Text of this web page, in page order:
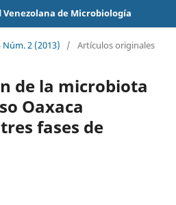
Venezolana de Microbiología
Núm. 2 (2013) / Artículos originales
de la microbiota
Oaxaca
fases de